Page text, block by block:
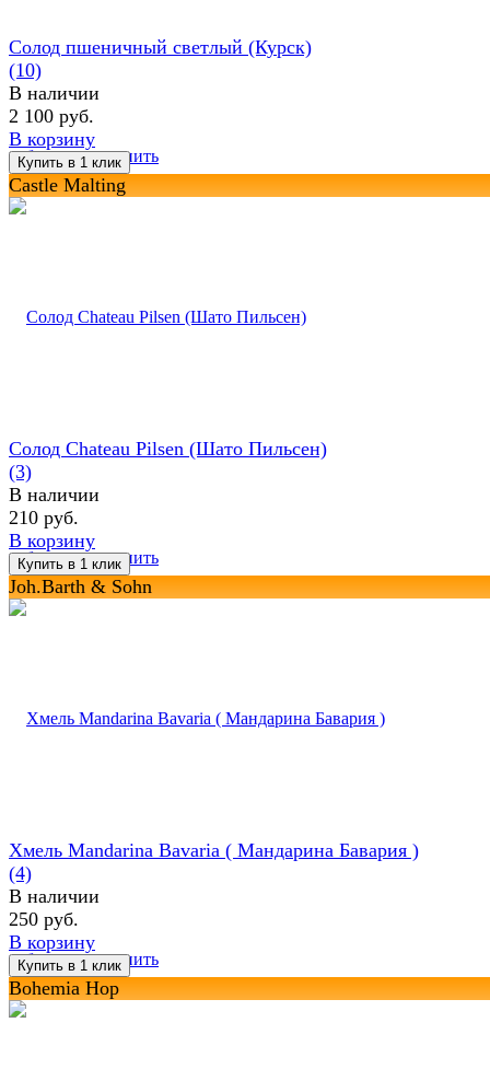
избранное сравнить
Солод пшеничный светлый (Курск)
(10)
В наличии
2 100 руб.
В корзину
Castle Malting
избранное сравнить
Солод Chateau Pilsen (Шато Пильсен)
(3)
В наличии
210 руб.
В корзину
Joh.Barth & Sohn
избранное сравнить
Хмель Mandarina Bavaria ( Maндарина Бавария )
(4)
В наличии
250 руб.
В корзину
Bohemia Hop